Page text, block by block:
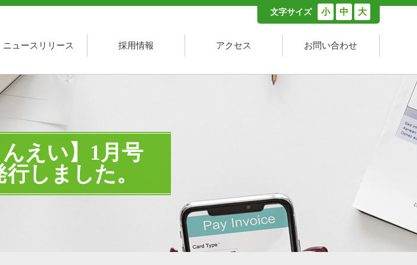
文字サイズ 小 中 大
ニュースリリース 採用情報 アクセス お問い合わせ
えい】1月号
しました。